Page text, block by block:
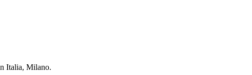
Italia, Milano.